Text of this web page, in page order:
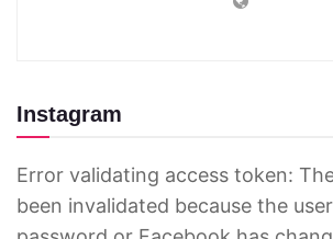
Instagram
Error validating access token:
been invalidated because the